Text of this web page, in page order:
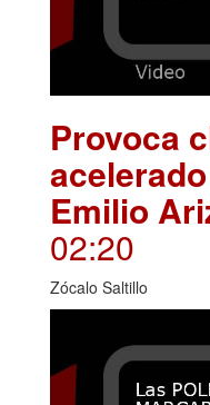
Provoca
Emilio
02:20
Zócalo Saltillo